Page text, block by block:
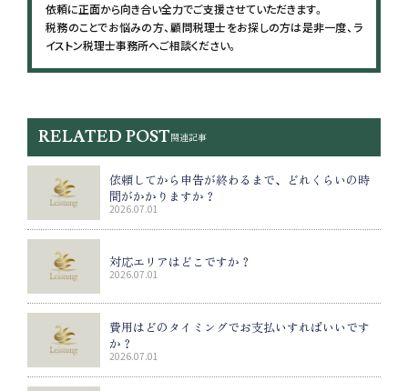
依頼に正面から向き合い全力でご支援させていただきます。
税務のことでお悩みの方、顧問税理士をお探しの方は是非一度、ラ
イストン税理士事務所へご相談ください。
RELATED POST関連記事
依頼してから申告が終わるまで、どれくらいの時
間がかかりますか？
2026.07.01
対応エリアはどこですか？
2026.07.01
費用はどのタイミングでお支払いすればいいです
か？
2026.07.01